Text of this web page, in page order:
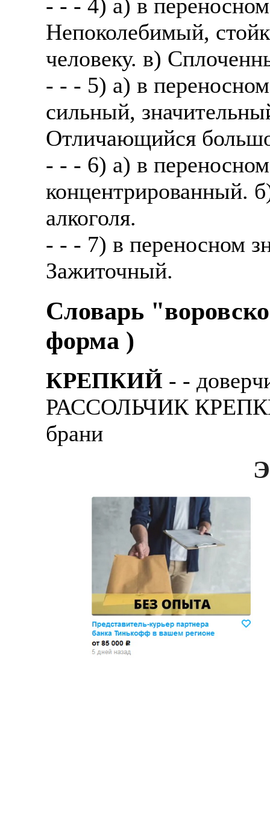
- - - 4) а) в
Непоколебимый,
человеку. в)
- - - 5) а) в
сильный,
Отличающийся
- - - 6) а) в
концентрированный.
алкоголя.
- - - 7) в переносном
Зажиточный.
Словарь
форма )
КРЕПКИЙ - -
РАССОЛЬЧИК
бpани